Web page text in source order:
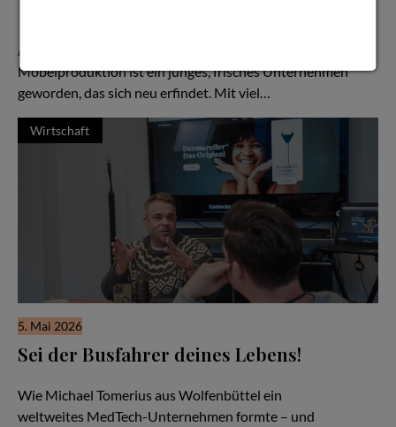
Aus einem etablierten Lohnbetrieb für die industrielle
Möbelproduktion ist ein junges, frisches Unternehmen
geworden, das sich neu erfindet. Mit viel…
Wirtschaft
5. Mai 2026
Sei der Busfahrer deines Lebens!
Wie Michael Tomerius aus Wolfenbüttel ein
weltweites MedTech-Unternehmen formte – und